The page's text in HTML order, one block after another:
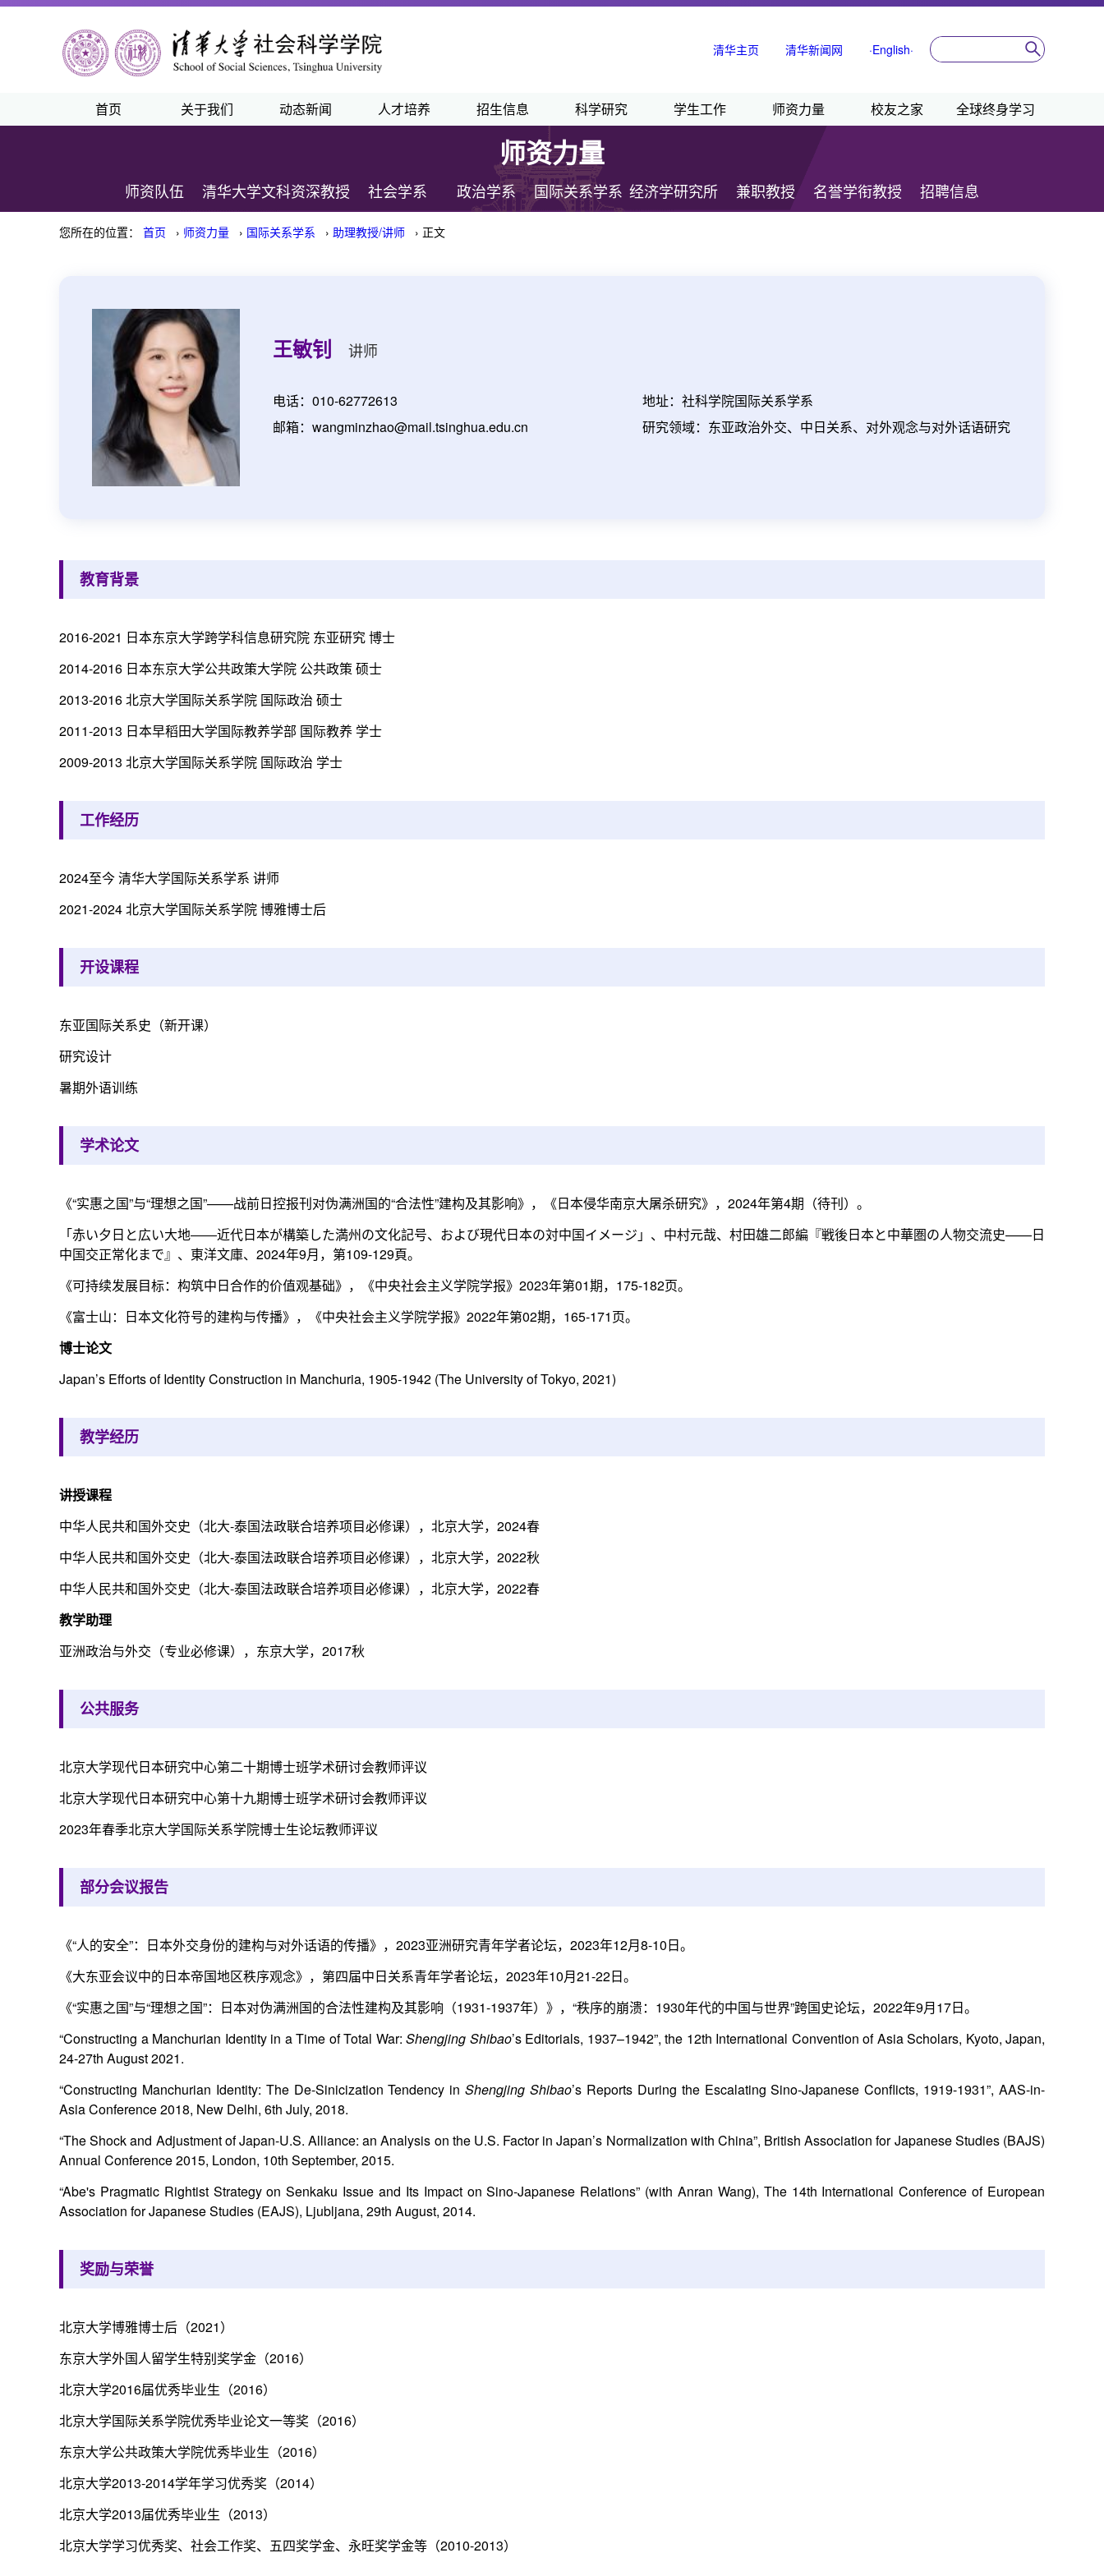
清华主页 清华新闻网 ·English·
首页 关于我们 动态新闻 人才培养 招生信息 科学研究 学生工作 师资力量 校友之家 全球终身学习
师资力量
师资队伍 清华大学文科资深教授 社会学系 政治学系 国际关系学系 经济学研究所 兼职教授 名誉学衔教授 招聘信息
您所在的位置： 首页 › 师资力量 › 国际关系学系 › 助理教授/讲师 › 正文
王敏钊 讲师
电话：010-62772613
地址：社科学院国际关系学系
邮箱：wangminzhao@mail.tsinghua.edu.cn
研究领域：东亚政治外交、中日关系、对外观念与对外话语研究
教育背景
2016-2021 日本东京大学跨学科信息研究院 东亚研究 博士
2014-2016 日本东京大学公共政策大学院 公共政策 硕士
2013-2016 北京大学国际关系学院 国际政治 硕士
2011-2013 日本早稻田大学国际教养学部 国际教养 学士
2009-2013 北京大学国际关系学院 国际政治 学士
工作经历
2024至今 清华大学国际关系学系 讲师
2021-2024 北京大学国际关系学院 博雅博士后
开设课程
东亚国际关系史（新开课）
研究设计
暑期外语训练
学术论文
《“实惠之国”与“理想之国”——战前日控报刊对伪满洲国的“合法性”建构及其影响》，《日本侵华南京大屠杀研究》，2024年第4期（待刊）。
「赤い夕日と広い大地――近代日本が構築した満州の文化記号、および現代日本の対中国イメージ」、中村元哉、村田雄二郎編『戦後日本と中華圏の人物交流史——日
中国交正常化まで』、東洋文庫、2024年9月，第109-129頁。
《可持续发展目标：构筑中日合作的价值观基础》，《中央社会主义学院学报》2023年第01期，175-182页。
《富士山：日本文化符号的建构与传播》，《中央社会主义学院学报》2022年第02期，165-171页。
博士论文
Japan’s Efforts of Identity Construction in Manchuria, 1905-1942 (The University of Tokyo, 2021)
教学经历
讲授课程
中华人民共和国外交史（北大-泰国法政联合培养项目必修课），北京大学，2024春
中华人民共和国外交史（北大-泰国法政联合培养项目必修课），北京大学，2022秋
中华人民共和国外交史（北大-泰国法政联合培养项目必修课），北京大学，2022春
教学助理
亚洲政治与外交（专业必修课），东京大学，2017秋
公共服务
北京大学现代日本研究中心第二十期博士班学术研讨会教师评议
北京大学现代日本研究中心第十九期博士班学术研讨会教师评议
2023年春季北京大学国际关系学院博士生论坛教师评议
部分会议报告
《“人的安全”：日本外交身份的建构与对外话语的传播》，2023亚洲研究青年学者论坛，2023年12月8-10日。
《大东亚会议中的日本帝国地区秩序观念》，第四届中日关系青年学者论坛，2023年10月21-22日。
《“实惠之国”与“理想之国”：日本对伪满洲国的合法性建构及其影响（1931-1937年）》，“秩序的崩溃：1930年代的中国与世界”跨国史论坛，2022年9月17日。
“Constructing a Manchurian Identity in a Time of Total War: Shengjing Shibao’s Editorials, 1937–1942”, the 12th International Convention of Asia Scholars, Kyoto, Japan,
24-27th August 2021.
“Constructing Manchurian Identity: The De-Sinicization Tendency inShengjing Shibao’s Reports During the Escalating Sino-Japanese Conflicts, 1919-1931”, AAS-in-
Asia Conference 2018, New Delhi, 6th July, 2018.
“The Shock and Adjustment of Japan-U.S. Alliance: an Analysis on the U.S. Factor in Japan’s Normalization with China”, British Association for Japanese Studies (BAJS)
Annual Conference 2015, London, 10th September, 2015.
“Abe's Pragmatic Rightist Strategy on Senkaku Issue and Its Impact on Sino-Japanese Relations” (with Anran Wang), The 14th International Conference of European
Association for Japanese Studies (EAJS), Ljubljana, 29th August, 2014.
奖励与荣誉
北京大学博雅博士后（2021）
东京大学外国人留学生特别奖学金（2016）
北京大学2016届优秀毕业生（2016）
北京大学国际关系学院优秀毕业论文一等奖（2016）
东京大学公共政策大学院优秀毕业生（2016）
北京大学2013-2014学年学习优秀奖（2014）
北京大学2013届优秀毕业生（2013）
北京大学学习优秀奖、社会工作奖、五四奖学金、永旺奖学金等（2010-2013）